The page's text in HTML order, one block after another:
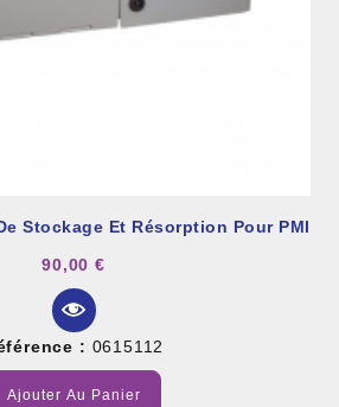
Stockage Et Résorption Pour PMI
90,00 €
: 0615112
Ajouter Au Panier